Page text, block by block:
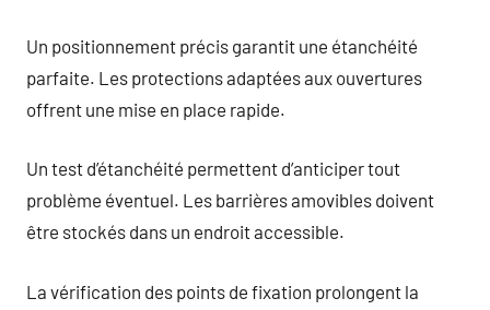
Un positionnement précis garantit une étanchéité
parfaite. Les protections adaptées aux ouvertures
offrent une mise en place rapide.
Un test d’étanchéité permettent d’anticiper tout
problème éventuel. Les barrières amovibles doivent
être stockés dans un endroit accessible.
La vérification des points de fixation prolongent la